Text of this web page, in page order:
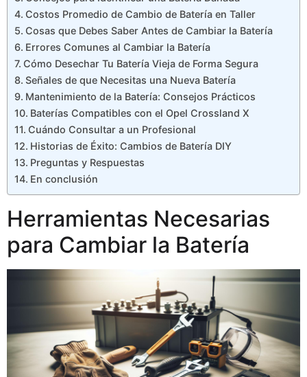
Costos Promedio de Cambio de Batería en Taller
Cosas que Debes Saber Antes de Cambiar la Batería
Errores Comunes al Cambiar la Batería
Cómo Desechar Tu Batería Vieja de Forma Segura
Señales de que Necesitas una Nueva Batería
Mantenimiento de la Batería: Consejos Prácticos
Baterías Compatibles con el Opel Crossland X
Cuándo Consultar a un Profesional
Historias de Éxito: Cambios de Batería DIY
Preguntas y Respuestas
En conclusión
Herramientas Necesarias
para Cambiar la Batería